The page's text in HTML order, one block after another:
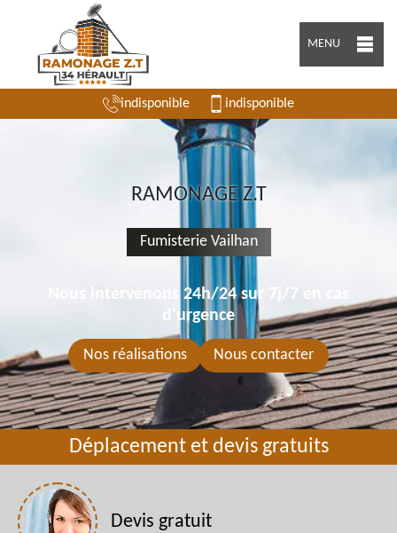
MENU
indisponible indisponible
RAMONAGE Z.T
Fumisterie Vailhan
Nous intervenons 24h/24 sur 7j/7 en cas
d'urgence
Nos réalisations Nous contacter
Déplacement et devis gratuits
Devis gratuit